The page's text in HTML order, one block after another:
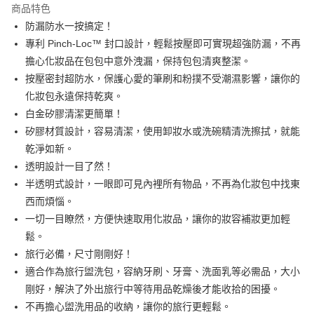
臺灣中小企業銀行
匯豐（台灣）商業銀行
聯邦商業銀行
遠東國際商業銀行
元大商業銀行
永豐商業銀行
玉山商業銀行
星展（台灣）商業銀行
台灣樂天信用卡公司
上海商業儲蓄銀行
國泰世華商業銀行
匯豐（台灣）商業銀行
華泰商業銀行
聯邦商業銀行
遠東國際商業銀行
元大商業銀行
永豐商業銀行
玉山商業銀行
台新國際商業銀行
LINE Pay
Apple Pay
街口支付
Google Pay
大哥付你分期
相關說明
【大哥付你分期使用說明】
1.本服務由台灣大哥大提供，台灣大哥大用戶可立即使用無須另外申請。
2.付款方式選擇「大哥付你分期」，訂單成立後會自動跳轉到大哥付的交易
流程，驗證手機門號後，選擇欲分期的期數、繳款截止日，確認付款後即完
3.實際核准額度、可分期數及費用金額請依後續交易確認頁面所載為準。
4.訂單成立30分鐘內，如未前往確認交易或遇審核未通過，訂單將自動取
消。如遇「轉專審核」未通過狀況，表示未達大哥付你分期系統評分，恕無
法說明評估內容。
【繳款方式說明】
1.分期款項不併入電信帳單，「大哥付你分期」於每月結算日後寄送繳費提
醒簡訊。
2.透過簡訊連結打開帳單後，可選擇「超商條碼／台灣大直營門市／銀行轉
帳／街口支付／iPASS MONEY」等通路繳費。
ATM付款
運送方式
每筆NT$100，滿NT$999(含以上)免運費
付款後門市自取
免運費
商品特色
防漏防水一按搞定！
專利 Pinch-Loc™ 封口設計，輕鬆按壓即可實現超強防漏，不再
擔心化妝品在包包中意外洩漏，保持包包清爽整潔。
按壓密封超防水，保護心愛的筆刷和粉撲不受潮濕影響，讓你的
化妝包永遠保持乾爽。
白金矽膠清潔更簡單！
矽膠材質設計，容易清潔，使用卸妝水或洗碗精清洗擦拭，就能
乾淨如新。
透明設計一目了然！
半透明式設計，一眼即可見內裡所有物品，不再為化妝包中找東
西而煩惱。
一切一目瞭然，方便快速取用化妝品，讓你的妝容補妝更加輕
鬆。
旅行必備，尺寸剛剛好！
適合作為旅行盥洗包，容納牙刷、牙膏、洗面乳等必需品，大小
剛好，解決了外出旅行中等待用品乾燥後才能收拾的困擾。
不再擔心盥洗用品的收納，讓你的旅行更輕鬆。